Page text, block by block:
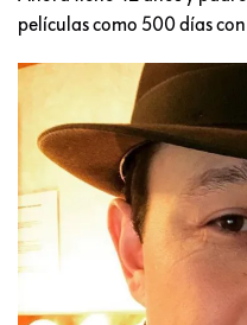
películas como 500 días